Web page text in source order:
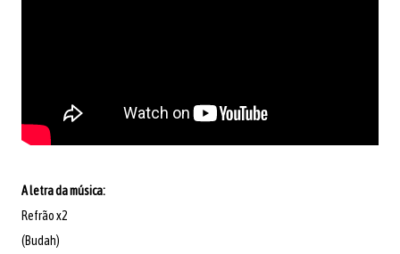
A letra da música:
Refrão x2
(Budah)